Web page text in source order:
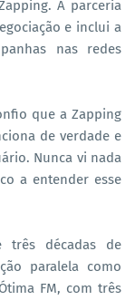
A parceria
e inclui a
nas redes
que a Zapping
de verdade e
Nunca vi nada
a entender esse
três décadas de
paralela como
FM, com três